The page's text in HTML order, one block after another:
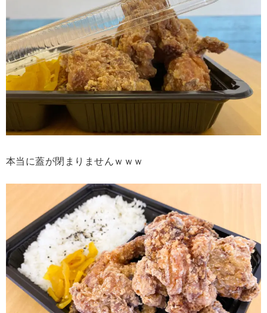
本当に蓋が閉まりませんｗｗｗ